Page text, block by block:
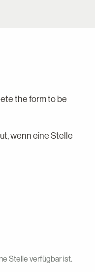
the form to be
wenn eine Stelle
Stelle verfügbar ist.